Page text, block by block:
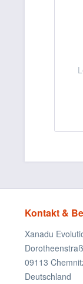
Kontakt &
Xanadu
09113
Deutschland